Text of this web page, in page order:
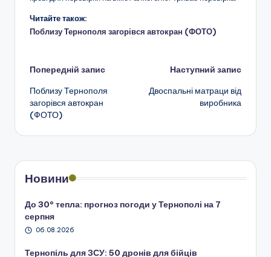
Читайте також:
Поблизу Тернополя загорівся автокран (ФОТО)
Навігація
по
запису
Попередній запис
Поблизу Тернополя
загорівся автокран
(ФОТО)
Наступний запис
Двоспальні матраци від
виробника
Новини
До 30° тепла: прогноз погоди у Тернополі на 7
серпня
06.08.2026
Тернопіль для ЗСУ: 50 дронів для бійців